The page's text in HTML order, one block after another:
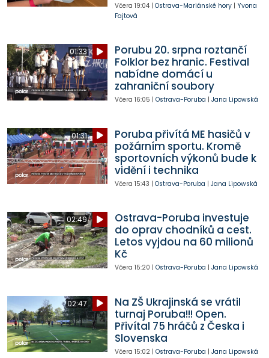
Včera 19:04| Ostrava-Mariánské hory| Yvona
Fajtová
01:33
Porubu 20. srpna roztančí
Folklor bez hranic. Festival
nabídne domácí u
zahraniční soubory
Včera 16:05 | Ostrava-Poruba | Jana Lipowská
01:31
Poruba přivítá ME hasičů v
požárním sportu. Kromě
sportovních výkonů bude k
vidění i technika
Včera 15:43 | Ostrava-Poruba | Jana Lipowská
02:49
Ostrava-Poruba investuje
do oprav chodníků a cest.
Letos vyjdou na 60 milionů
Kč
Včera 15:20 | Ostrava-Poruba | Jana Lipowská
02:47
Na ZŠ Ukrajinská se vrátil
turnaj Poruba!!! Open.
Přivítal 75 hráčů z Česka i
Slovenska
Včera 15:02| Ostrava-Poruba | Jana Lipowská